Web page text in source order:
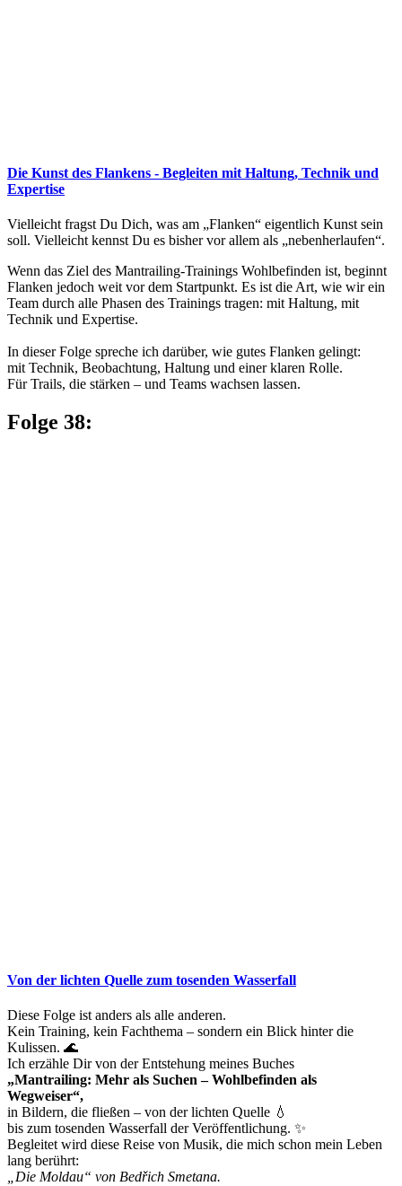
Die Kunst des Flankens - Begleiten mit Haltung, Technik und
Expertise
Vielleicht fragst Du Dich, was am „Flanken“ eigentlich Kunst sein
soll. Vielleicht kennst Du es bisher vor allem als „nebenherlaufen“.
Wenn das Ziel des Mantrailing-Trainings Wohlbefinden ist, beginnt
Flanken jedoch weit vor dem Startpunkt. Es ist die Art, wie wir ein
Team durch alle Phasen des Trainings tragen: mit Haltung, mit
Technik und Expertise.
In dieser Folge spreche ich darüber, wie gutes Flanken gelingt:
mit Technik, Beobachtung, Haltung und einer klaren Rolle.
Für Trails, die stärken – und Teams wachsen lassen.
Folge 38:
Von der lichten Quelle zum tosenden Wasserfall
Diese Folge ist anders als alle anderen.
Kein Training, kein Fachthema – sondern ein Blick hinter die
Kulissen. 🌊
Ich erzähle Dir von der Entstehung meines Buches
„Mantrailing: Mehr als Suchen – Wohlbefinden als
Wegweiser“,
in Bildern, die fließen – von der lichten Quelle 💧
bis zum tosenden Wasserfall der Veröffentlichung. ✨
Begleitet wird diese Reise von Musik, die mich schon mein Leben
lang berührt:
„Die Moldau“ von Bedřich Smetana.